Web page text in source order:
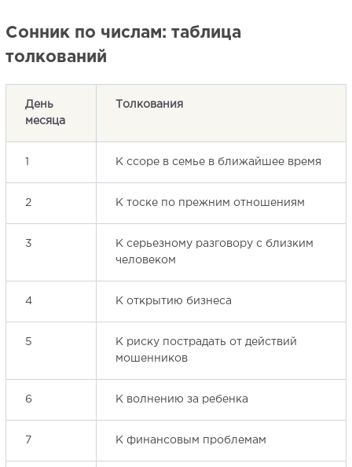
Сонник по числам: таблица
толкований
День
месяца
Толкования
1 К ссоре в семье в ближайшее время
2 К тоске по прежним отношениям
3
К серьезному разговору с близким
человеком
4 К открытию бизнеса
5
К риску пострадать от действий
мошенников
6 К волнению за ребенка
7 К финансовым проблемам